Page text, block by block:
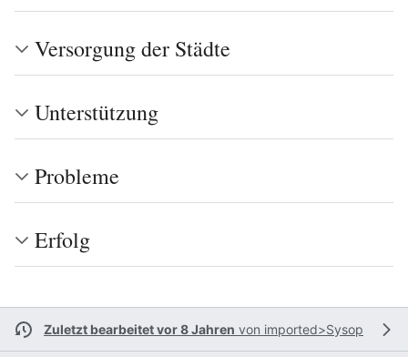
Versorgung der Städte
Unterstützung
Probleme
Erfolg
Zuletzt bearbeitet vor 8 Jahren von imported>Sysop